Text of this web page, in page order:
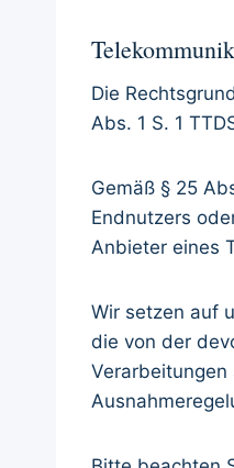
Die
Abs. 1 S. 1
Gemäß § 25
Endnutzers
Anbieter eines
Wir setzen auf
die von der